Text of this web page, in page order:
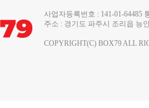
사업자등록번호 : 141-01-
주소 : 경기도 파주시 조리읍 능
COPYRIGHT(C) BOX79 ALL